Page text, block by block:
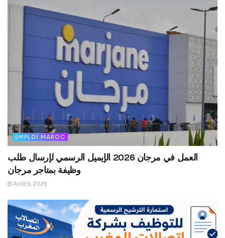
EMPLOI MAROC
العمل في مرجان 2026 الإيميل الرسمي لإرسال طلب
وظيفة بمتاجر مرجان
Août 5, 2026